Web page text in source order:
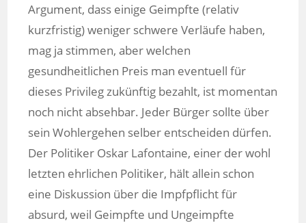
Argument, dass einige Geimpfte (relativ
kurzfristig) weniger schwere Verläufe haben,
mag ja stimmen, aber welchen
gesundheitlichen Preis man eventuell für
dieses Privileg zukünftig bezahlt, ist momentan
noch nicht absehbar. Jeder Bürger sollte über
sein Wohlergehen selber entscheiden dürfen.
Der Politiker Oskar Lafontaine, einer der wohl
letzten ehrlichen Politiker, hält allein schon
eine Diskussion über die Impfpflicht für
absurd, weil Geimpfte und Ungeimpfte